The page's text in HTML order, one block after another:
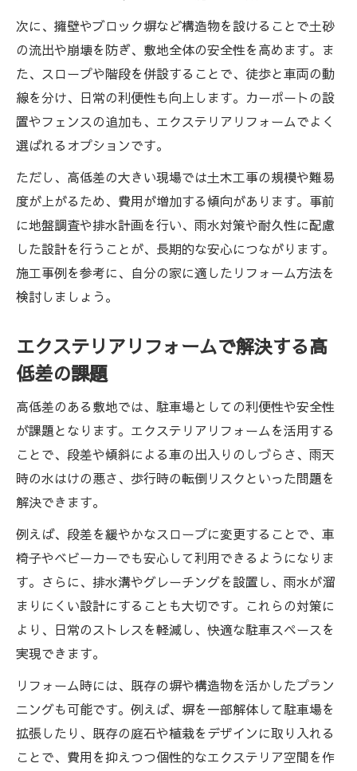
次に、擁壁やブロック塀など構造物を設けることで土砂
の流出や崩壊を防ぎ、敷地全体の安全性を高めます。ま
た、スロープや階段を併設することで、徒歩と車両の動
線を分け、日常の利便性も向上します。カーポートの設
置やフェンスの追加も、エクステリアリフォームでよく
選ばれるオプションです。
ただし、高低差の大きい現場では土木工事の規模や難易
度が上がるため、費用が増加する傾向があります。事前
に地盤調査や排水計画を行い、雨水対策や耐久性に配慮
した設計を行うことが、長期的な安心につながります。
施工事例を参考に、自分の家に適したリフォーム方法を
検討しましょう。
エクステリアリフォームで解決する高
低差の課題
高低差のある敷地では、駐車場としての利便性や安全性
が課題となります。エクステリアリフォームを活用する
ことで、段差や傾斜による車の出入りのしづらさ、雨天
時の水はけの悪さ、歩行時の転倒リスクといった問題を
解決できます。
例えば、段差を緩やかなスロープに変更することで、車
椅子やベビーカーでも安心して利用できるようになりま
す。さらに、排水溝やグレーチングを設置し、雨水が溜
まりにくい設計にすることも大切です。これらの対策に
より、日常のストレスを軽減し、快適な駐車スペースを
実現できます。
リフォーム時には、既存の塀や構造物を活かしたプラン
ニングも可能です。例えば、塀を一部解体して駐車場を
拡張したり、既存の庭石や植栽をデザインに取り入れる
ことで、費用を抑えつつ個性的なエクステリア空間を作